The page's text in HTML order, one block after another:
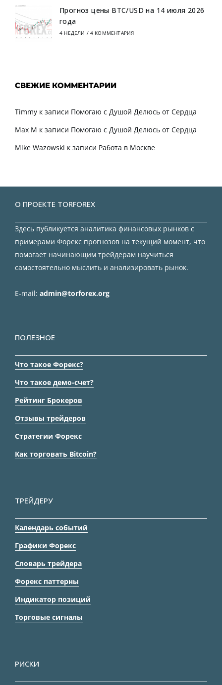
Прогноз цены BTC/USD на 14 июля 2026
года
4 НЕДЕЛИ / 4 КОММЕНТАРИЯ
СВЕЖИЕ КОММЕНТАРИИ
Timmy к записи Помогаю с Душой Делюсь от Сердца
Max M к записи Помогаю с Душой Делюсь от Сердца
Mike Wazowski к записи Работа в Москве
О ПРОЕКТЕ TORFOREX
Здесь публикуется аналитика финансовых рынков с
примерами Форекс прогнозов на текущий момент, что
помогает начинающим трейдерам научиться
самостоятельно мыслить и анализировать рынок.
E-mail: admin@torforex.org
ПОЛЕЗНОЕ
Что такое Форекс?
Что такое демо-счет?
Рейтинг Брокеров
Отзывы трейдеров
Стратегии Форекс
Как торговать Bitcoin?
ТРЕЙДЕРУ
Календарь событий
Графики Форекс
Словарь трейдера
Форекс паттерны
Индикатор позиций
Торговые сигналы
РИСКИ